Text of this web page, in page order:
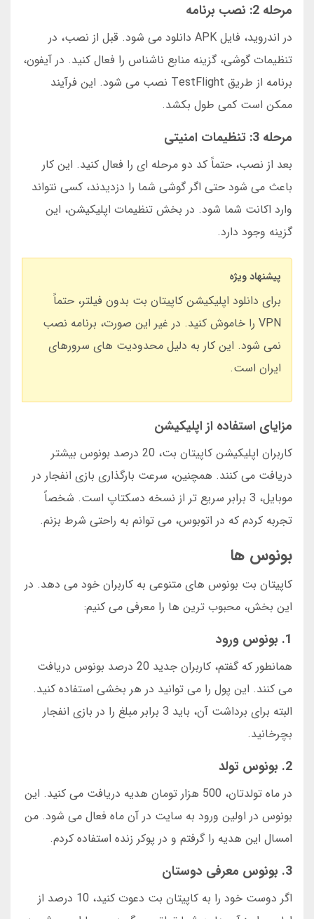
مرحله 2: نصب برنامه
در اندروید، فایل APK دانلود می شود. قبل از نصب، در
تنظیمات گوشی، گزینه منابع ناشناس را فعال کنید. در آیفون،
برنامه از طریق TestFlight نصب می شود. این فرآیند
ممکن است کمی طول بکشد.
مرحله 3: تنظیمات امنیتی
بعد از نصب، حتماً کد دو مرحله ای را فعال کنید. این کار
باعث می شود حتی اگر گوشی شما را دزدیدند، کسی نتواند
وارد اکانت شما شود. در بخش تنظیمات اپلیکیشن، این
گزینه وجود دارد.
پیشنهاد ویژه
برای دانلود اپلیکیشن کاپیتان بت بدون فیلتر، حتماً
VPN را خاموش کنید. در غیر این صورت، برنامه نصب
نمی شود. این کار به دلیل محدودیت های سرورهای
ایران است.
مزایای استفاده از اپلیکیشن
کاربران اپلیکیشن کاپیتان بت، 20 درصد بونوس بیشتر
دریافت می کنند. همچنین، سرعت بارگذاری بازی انفجار در
موبایل، 3 برابر سریع تر از نسخه دسکتاپ است. شخصاً
تجربه کردم که در اتوبوس، می توانم به راحتی شرط بزنم.
بونوس ها
کاپیتان بت بونوس های متنوعی به کاربران خود می دهد. در
این بخش، محبوب ترین ها را معرفی می کنیم:
1. بونوس ورود
همانطور که گفتم، کاربران جدید 20 درصد بونوس دریافت
می کنند. این پول را می توانید در هر بخشی استفاده کنید.
البته برای برداشت آن، باید 3 برابر مبلغ را در بازی انفجار
بچرخانید.
2. بونوس تولد
در ماه تولدتان، 500 هزار تومان هدیه دریافت می کنید. این
بونوس در اولین ورود به سایت در آن ماه فعال می شود. من
امسال این هدیه را گرفتم و در پوکر زنده استفاده کردم.
3. بونوس معرفی دوستان
اگر دوست خود را به کاپیتان بت دعوت کنید، 10 درصد از